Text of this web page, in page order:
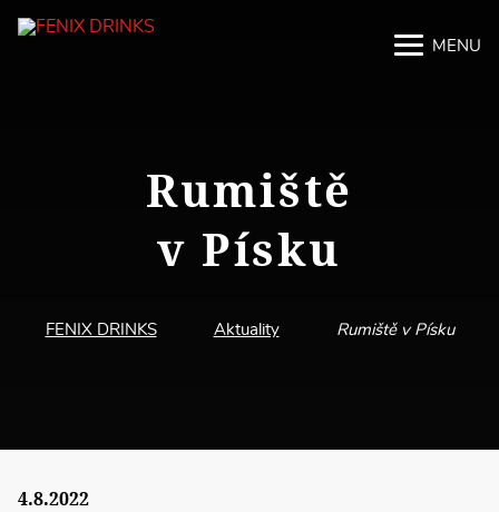
MENU
Rumiště
v Písku
FENIX DRINKS Aktuality Rumiště v Písku
4.8.2022